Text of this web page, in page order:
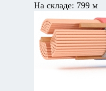
На складе: 799 м